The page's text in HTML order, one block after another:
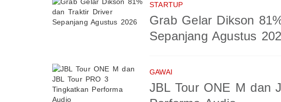
STARTUP
Grab Gelar Dikson
Sepanjang Agustus
GAWAI
JBL Tour ONE M dan